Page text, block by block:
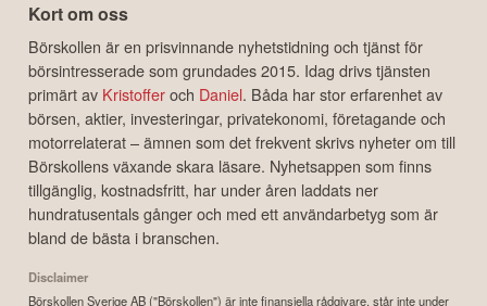
Kort om oss
Börskollen är en prisvinnande nyhetstidning och tjänst för
börsintresserade som grundades 2015. Idag drivs tjänsten
primärt av Kristofferoch Daniel. Båda har stor erfarenhet av
börsen, aktier, investeringar, privatekonomi, företagande och
motorrelaterat – ämnen som det frekvent skrivs nyheter om till
Börskollens växande skara läsare. Nyhetsappen som finns
tillgänglig, kostnadsfritt, har under åren laddats ner
hundratusentals gånger och med ett användarbetyg som är
bland de bästa i branschen.
Disclaimer
Börskollen Sverige AB ("Börskollen") är inte finansiella rådgivare, står inte under